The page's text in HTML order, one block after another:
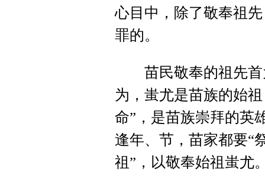
心目中，除了敬奉祖
罪的。
苗民敬奉的祖先首
为，蚩尤是苗族的始
命”，是苗族崇拜的英
逢年、节，苗家都要“
祖”，以敬奉始祖蚩尤